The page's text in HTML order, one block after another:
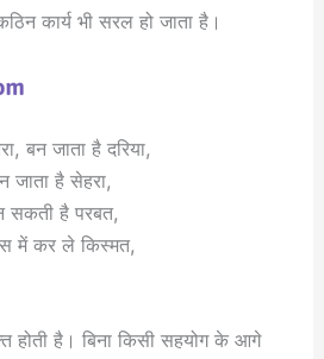
कार्य भी सरल हो जाता है।
बन जाता है दरिया,
जाता है सेहरा,
सकती है परबत,
में कर ले किस्मत,
होती है। बिना किसी सहयोग के आगे